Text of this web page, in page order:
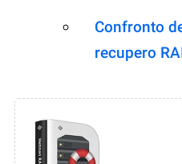
Confronto
recupero